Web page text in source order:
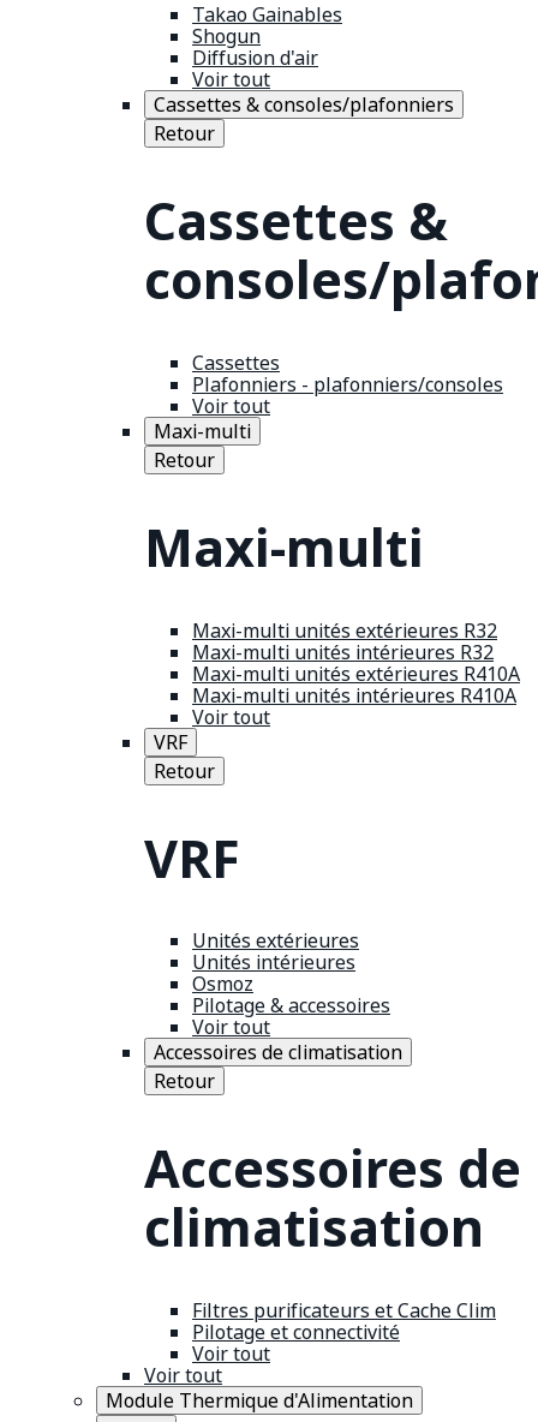
Takao Gainables
Shogun
Diffusion d'air
Voir tout
Cassettes & consoles/plafonniers
Retour
Cassettes &
consoles/
Cassettes
Plafonniers - plafonniers/consoles
Voir tout
Maxi-multi
Retour
Maxi-multi
Maxi-multi unités extérieures R32
Maxi-multi unités intérieures R32
Maxi-multi unités extérieures R410A
Maxi-multi unités intérieures R410A
Voir tout
VRF
Retour
VRF
Unités extérieures
Unités intérieures
Osmoz
Pilotage & accessoires
Voir tout
Accessoires de climatisation
Retour
Accessoires de
climatisation
Filtres purificateurs et Cache Clim
Pilotage et connectivité
Voir tout
Voir tout
Module Thermique d'Alimentation